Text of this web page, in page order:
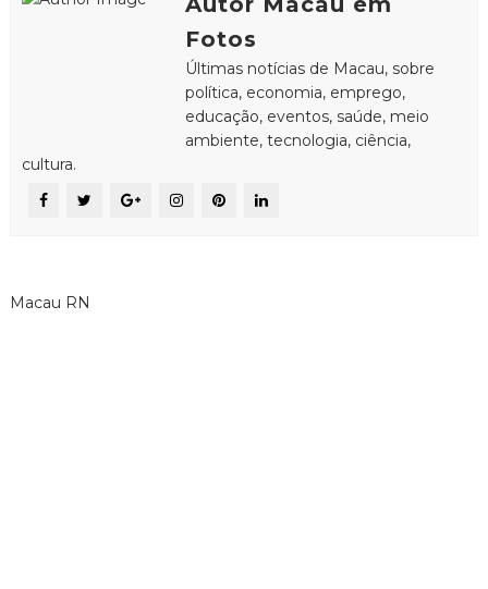
Fotos
Últimas notícias de Macau, sobre
política, economia, emprego,
educação, eventos, saúde, meio
ambiente, tecnologia, ciência,
cultura.
Macau RN